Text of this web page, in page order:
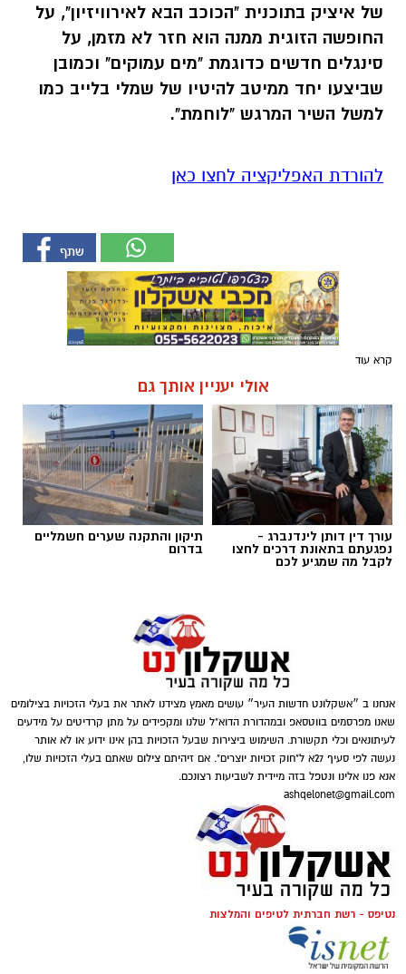
של איציק בתוכנית "הכוכב הבא לאירוויזיון", על
החופשה הזוגית ממנה הוא חזר לא מזמן, על
סינגלים חדשים כדוגמת "מים עמוקים" וכמובן
שביצעו יחד ממיטב להיטיו של שמלי בלייב כמו
למשל השיר המרגש "לוחמת".
להורדת האפליקציה לחצו כאן
קרא עוד
אולי יעניין אותך גם
עורך דין דותן לינדנברג -
נפגעתם בתאונת דרכים לחצו
לקבל מה שמגיע לכם
תיקון והתקנה שערים חשמליים
בדרום
אנחנו ב ״אשקלונט חדשות העיר״ עושים מאמץ מצידנו לאתר את בעלי הזכויות בצילומים
שאנו מפרסמים בווטסאפ ובמהדורת הדוא"ל שלנו ומקפידים על מתן קרדיטים על מידעים
לעיתונאים וכלי תקשורת. השימוש ביצירות שבעל הזכויות בהן אינו ידוע או לא אותר
נעשה לפי סעיף 27א ל"חוק זכויות יוצרים". אם זיהיתם צילום שאתם בעלי הזכויות שלו,
אנא פנו אלינו ונטפל בזה מיידית לשביעות רצונכם.
ashqelonet@gmail.com
נטיפס - רשת חברתית לטיפים והמלצות